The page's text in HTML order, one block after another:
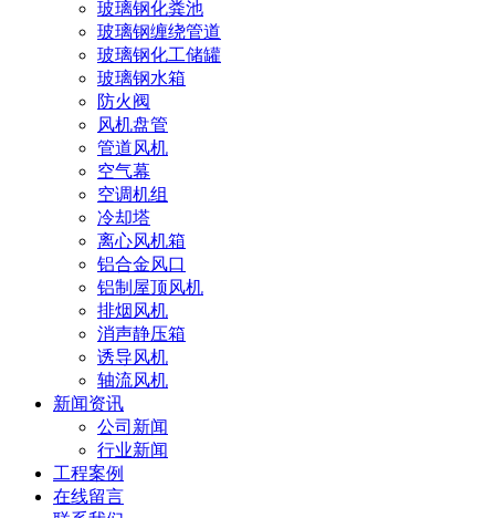
玻璃钢化粪池
玻璃钢缠绕管道
玻璃钢化工储罐
玻璃钢水箱
防火阀
风机盘管
管道风机
空气幕
空调机组
冷却塔
离心风机箱
铝合金风口
铝制屋顶风机
排烟风机
消声静压箱
诱导风机
轴流风机
新闻资讯
公司新闻
行业新闻
工程案例
在线留言